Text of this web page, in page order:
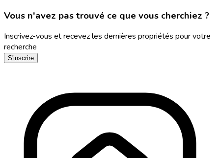
Vous n'avez pas trouvé ce que vous cherchiez ?
Inscrivez-vous et recevez les dernières propriétés pour votre
recherche
S'inscrire